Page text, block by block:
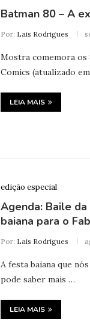
Batman 80 – A
Por: Lais Rodrigues
Mostra comemora os
Comics (atualizado
LEIA MAIS
edição especial
Agenda: Baile
baiana para o
Por: Lais Rodrigues
A festa baiana que
pode saber mais …
LEIA MAIS